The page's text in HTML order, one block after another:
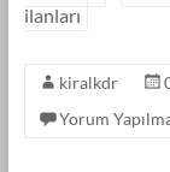
ilanları
kiralkdr
Yorum